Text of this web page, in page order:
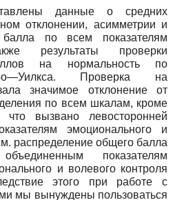
данные о средних
отклонении, асимметрии и
балла по всем показателям
результаты проверки
на нормальность по
Проверка на
значимое отклонение от
по всем шкалам, кроме
что вызвано левосторонней
эмоционального и
распределение общего балла
показателям
и волевого контроля
этого при работе с
мы вынуждены пользоваться